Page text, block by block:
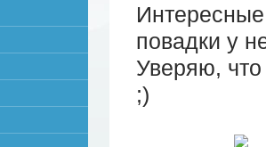
повадки у
Уверяю,
;)